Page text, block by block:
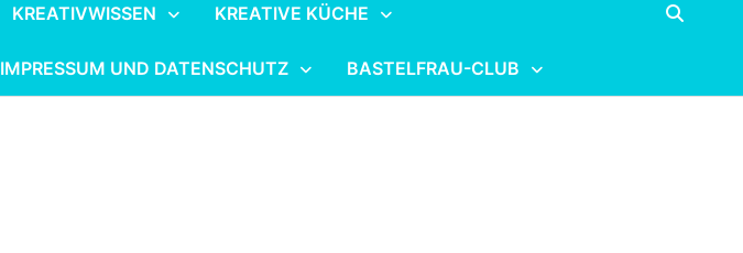
KREATIVWISSEN KREATIVE KÜCHE
IMPRESSUM UND DATENSCHUTZ BASTELFRAU-CLUB